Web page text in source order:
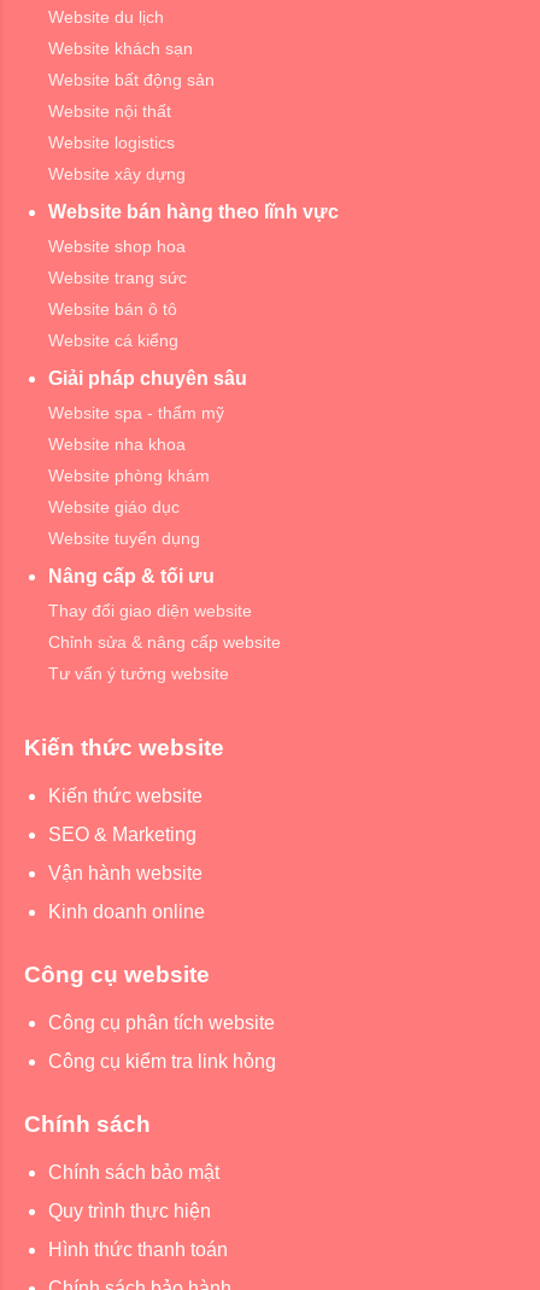
Website du lịch
Website khách sạn
Website bất động sản
Website nội thất
Website logistics
Website xây dựng
Website bán hàng theo lĩnh vực
Website shop hoa
Website trang sức
Website bán ô tô
Website cá kiểng
Giải pháp chuyên sâu
Website spa - thẩm mỹ
Website nha khoa
Website phòng khám
Website giáo dục
Website tuyển dụng
Nâng cấp & tối ưu
Thay đổi giao diện website
Chỉnh sửa & nâng cấp website
Tư vấn ý tưởng website
Kiến thức website
Kiến thức website
SEO & Marketing
Vận hành website
Kinh doanh online
Công cụ website
Công cụ phân tích website
Công cụ kiểm tra link hỏng
Chính sách
Chính sách bảo mật
Quy trình thực hiện
Hình thức thanh toán